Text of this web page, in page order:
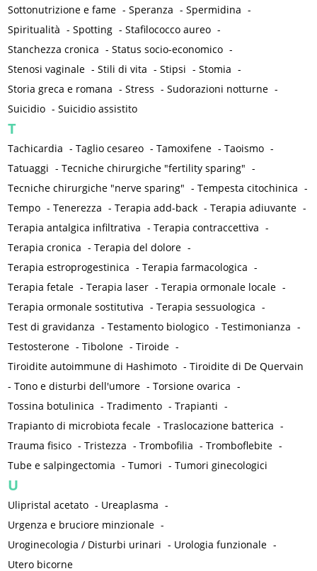
Sottonutrizione e fame -Speranza -Spermidina -
Spiritualità -Spotting -Stafilococco aureo -
Stanchezza cronica -Status socio-economico -
Stenosi vaginale -Stili di vita -Stipsi -Stomia -
Storia greca e romana -Stress -Sudorazioni notturne -
Suicidio -Suicidio assistito
T
Tachicardia -Taglio cesareo -Tamoxifene -Taoismo -
Tatuaggi -Tecniche chirurgiche "fertility sparing" -
Tecniche chirurgiche "nerve sparing" -Tempesta citochinica -
Tempo -Tenerezza -Terapia add-back -Terapia adiuvante -
Terapia antalgica infiltrativa -Terapia contraccettiva -
Terapia cronica -Terapia del dolore -
Terapia estroprogestinica -Terapia farmacologica -
Terapia fetale -Terapia laser -Terapia ormonale locale -
Terapia ormonale sostitutiva -Terapia sessuologica -
Test di gravidanza -Testamento biologico -Testimonianza -
Testosterone -Tibolone -Tiroide -
Tiroidite autoimmune di Hashimoto -Tiroidite di De Quervain
-Tono e disturbi dell'umore -Torsione ovarica -
Tossina botulinica -Tradimento -Trapianti -
Trapianto di microbiota fecale -Traslocazione batterica -
Trauma fisico -Tristezza -Trombofilia -Tromboflebite -
Tube e salpingectomia -Tumori -Tumori ginecologici
U
Ulipristal acetato - Ureaplasma -
Urgenza e bruciore minzionale -
Uroginecologia / Disturbi urinari - Urologia funzionale -
Utero bicorne